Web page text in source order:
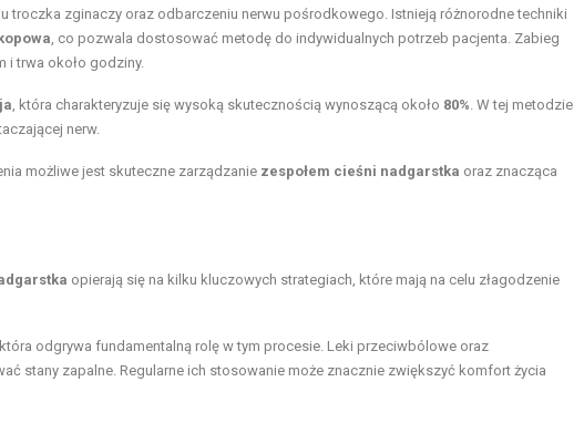
troczka zginaczy oraz odbarczeniu nerwu pośrodkowego. Istnieją różnorodne techniki
, co pozwala dostosować metodę do indywidualnych potrzeb pacjenta. Zabieg
i trwa około godziny.
, która charakteryzuje się wysoką skutecznością wynoszącą około 80%. W tej metodzie
nerw.
możliwe jest skuteczne zarządzanie zespołem cieśni nadgarstka oraz znacząca
opierają się na kilku kluczowych strategiach, które mają na celu złagodzenie
odgrywa fundamentalną rolę w tym procesie. Leki przeciwbólowe oraz
stany zapalne. Regularne ich stosowanie może znacznie zwiększyć komfort życia